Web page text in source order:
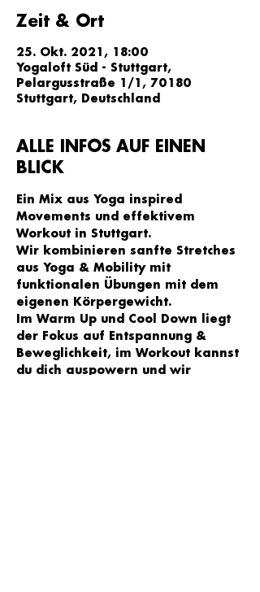
Zeit & Ort
25. Okt. 2021, 18:00
Yogaloft Süd - Stuttgart,
Pelargusstraße 1/1, 70180
Stuttgart, Deutschland
ALLE INFOS AUF EINEN
BLICK
Ein Mix aus Yoga inspired
Movements und effektivem
Workout in Stuttgart.
Wir kombinieren sanfte Stretches
aus Yoga & Mobility mit
funktionalen Übungen mit dem
eigenen Körpergewicht.
Im Warm Up und Cool Down liegt
der Fokus auf Entspannung &
Beweglichkeit, im Workout kannst
du dich auspowern und wir